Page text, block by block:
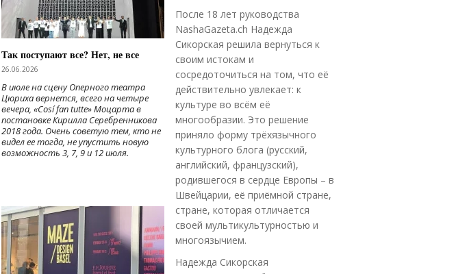
Так поступают все? Нет, не все
26.06.2026
В июле на сцену Оперного театра
Цюриха вернется, всего на четыре
вечера, «Cosí fan tutte» Моцарта в
постановке Кирилла Серебренникова
2018 года. Очень советую тем, кто не
видел ее тогда, не упустить новую
возможность 3, 7, 9 и 12 июля.
После 18 лет руководства
NashaGazeta.ch Надежда
Сикорская решила вернуться к
своим истокам и
сосредоточиться на том, что её
действительно увлекает: к
культуре во всём её
многообразии. Это решение
приняло форму трёхязычного
культурного блога (русский,
английский, французский),
родившегося в сердце Европы – в
Швейцарии, её приёмной стране,
стране, которая отличается
своей мультикультурностью и
многоязычием.
Надежда Сикорская